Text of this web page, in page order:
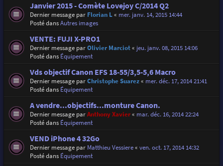
Janvier 2015 - Comète Lovejoy C/2014 Q2
Dernier message par Florian L« mer. janv. 14, 2015 14:44
Posté dansAutres images
VENTE: FUJI X-PRO1
Dernier message parOlivier Marciot« jeu. janv. 08, 2015 14:06
Posté dans Équipement
Vds objectif Canon EFS 18-55/3,5-5,6 Macro
Dernier message parChristophe Suarez« mer. déc. 17, 2014 21:41
Posté dans Équipement
A vendre...objectifs...monture Canon.
Dernier message parAnthony Xavier« mar. déc. 16, 2014 22:24
Posté dans Équipement
VEND iPhone 4 32Go
Dernier message par Matthieu Vessiere« ven. oct. 17, 2014 14:32
Posté dans Équipement